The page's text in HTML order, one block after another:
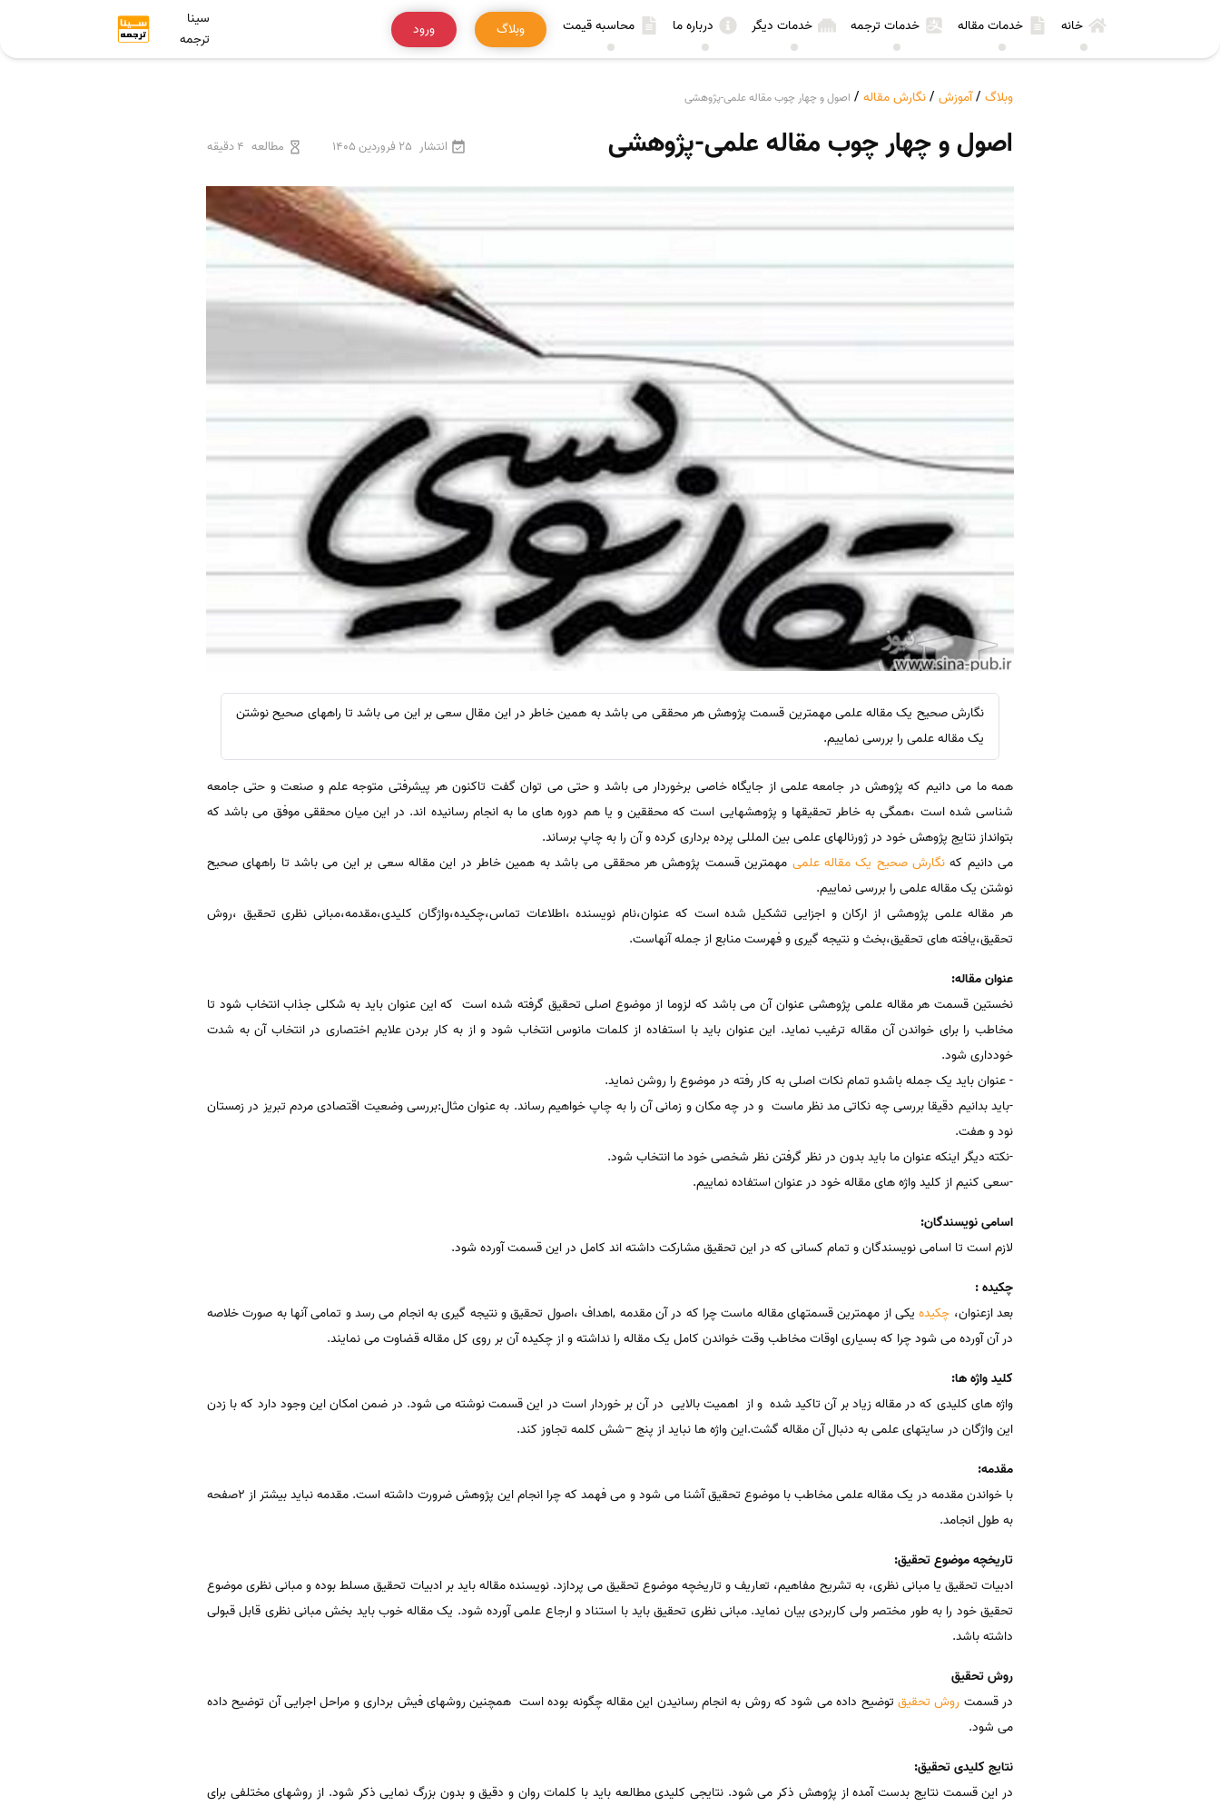
خانه خدمات مقاله خدمات ترجمه خدمات دیگر درباره ما محاسبه قیمت وبلاگ ورود
سینا
ترجمه
وبلاگ /آموزش /نگارش مقاله / اصول و چهار چوب مقاله علمی-پژوهشی
اصول و چهار چوب مقاله علمی-پژوهشی انتشار 25 فروردین 1405 مطالعه 4 دقیقه
نگارش صحیح یک مقاله علمی مهمترین قسمت پژوهش هر محققی می باشد به همین خاطر در این مقال سعی بر این می باشد تا راههای صحیح نوشتن
یک مقاله علمی را بررسی نماییم.
همه ما می دانیم که پژوهش در جامعه علمی از جایگاه خاصی برخوردار می باشد و حتی می توان گفت تاکنون هر پیشرفتی متوجه علم و صنعت و حتی جامعه
شناسی شده است ،همگی به خاطر تحقیقها و پژوهشهایی است که محققین و یا هم دوره های ما به انجام رسانیده اند. در این میان محققی موفق می باشد که
بتوانداز نتایج پژوهش خود در ژورنالهای علمی بین المللی پرده برداری کرده و آن را به چاپ برساند.
می دانیم کهنگارش صحیح یک مقاله علمی مهمترین قسمت پژوهش هر محققی می باشد به همین خاطر در این مقاله سعی بر این می باشد تا راههای صحیح
نوشتن یک مقاله علمی را بررسی نماییم.
هر مقاله علمی پژوهشی از ارکان و اجزایی تشکیل شده است که عنوان،نام نویسنده ،اطلاعات تماس،چکیده،واژگان کلیدی،مقدمه،مبانی نظری تحقیق ،روش
تحقیق،یافته های تحقیق،بخث و نتیجه گیری و فهرست منابع از جمله آنهاست.
عنوان مقاله:
نخستین قسمت هر مقاله علمی پژوهشی عنوان آن می باشد که لزوما از موضوع اصلی تحقیق گرفته شده است که این عنوان باید به شکلی جذاب انتخاب شود تا
مخاطب را برای خواندن آن مقاله ترغیب نماید. این عنوان باید با استفاده از کلمات مانوس انتخاب شود و از به کار بردن علایم اختصاری در انتخاب آن به شدت
خودداری شود.
- عنوان باید یک جمله باشدو تمام نکات اصلی به کار رفته در موضوع را روشن نماید.
-باید بدانیم دقیقا بررسی چه نکاتی مد نظر ماست و در چه مکان و زمانی آن را به چاپ خواهیم رساند. به عنوان مثال:بررسی وضعیت اقتصادی مردم تبریز در زمستان
نود و هفت.
-نکته دیگر اینکه عنوان ما باید بدون در نظر گرفتن نظر شخصی خود ما انتخاب شود.
-سعی کنیم از کلید واژه های مقاله خود در عنوان استفاده نماییم.
اسامی نویسندگان:
لازم است تا اسامی نویسندگان و تمام کسانی که در این تحقیق مشارکت داشته اند کامل در این قسمت آورده شود.
چکیده :
بعد ازعنوان، چکیدهیکی از مهمترین قسمتهای مقاله ماست چرا که در آن مقدمه ,اهداف ،اصول تحقیق و نتیجه گیری به انجام می رسد و تمامی آنها به صورت خلاصه
در آن آورده می شود چرا که بسیاری اوقات مخاطب وقت خواندن کامل یک مقاله را نداشته و از چکیده آن بر روی کل مقاله قضاوت می نمایند.
کلید واژه ها:
واژه های کلیدی که در مقاله زیاد بر آن تاکید شده و از اهمیت بالایی در آن بر خوردار است در این قسمت نوشته می شود. در ضمن امکان این وجود دارد که با زدن
این واژگان در سایتهای علمی به دنبال آن مقاله گشت.این واژه ها نباید از پنج –شش کلمه تجاوز کند.
مقدمه:
با خواندن مقدمه در یک مقاله علمی مخاطب با موضوع تحقیق آشنا می شود و می فهمد که چرا انجام این پژوهش ضرورت داشته است. مقدمه نباید بیشتر از 2صفحه
به طول انجامد.
تاریخچه موضوع تحقیق:
ادبیات تحقیق یا مبانی نظری، به تشریح مفاهیم، تعاریف و تاریخچه موضوع تحقیق می پردازد. نویسنده مقاله باید بر ادبیات تحقیق مسلط بوده و مبانی نظری موضوع
تحقیق خود را به طور مختصر ولی کاربردی بیان نماید. مبانی نظری تحقیق باید با استناد و ارجاع علمی آورده شود. یک مقاله خوب باید بخش مبانی نظری قابل قبولی
داشته باشد.
روش تحقیق
در قسمت روش تحقیق توضیح داده می شود که روش به انجام رسانیدن این مقاله چگونه بوده است همچنین روشهای فیش برداری و مراحل اجرایی آن توضیح داده
می شود.
نتایج کلیدی تحقیق:
در این قسمت نتایج بدست آمده از پژوهش ذکر می شود. نتایجی کلیدی مطالعه باید با کلمات روان و دقیق و بدون بزرگ نمایی ذکر شود. از روشهای مختلفی برای